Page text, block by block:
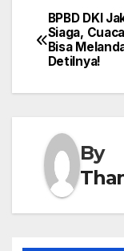
Post
BPBD DKI
Siaga,
Bisa
Detilnya!
By